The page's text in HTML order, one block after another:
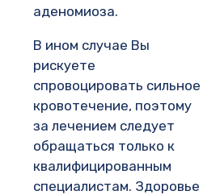
аденомиоза.
В ином случае Вы
рискуете
спровоцировать сильное
кровотечение, поэтому
за лечением следует
обращаться только к
квалифицированным
специалистам. Здоровье